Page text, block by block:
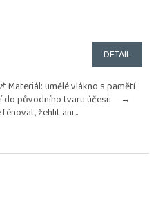
DETAIL
Materiál: umělé vlákno s pamětí
původního tvaru účesu →
žehlit ani...